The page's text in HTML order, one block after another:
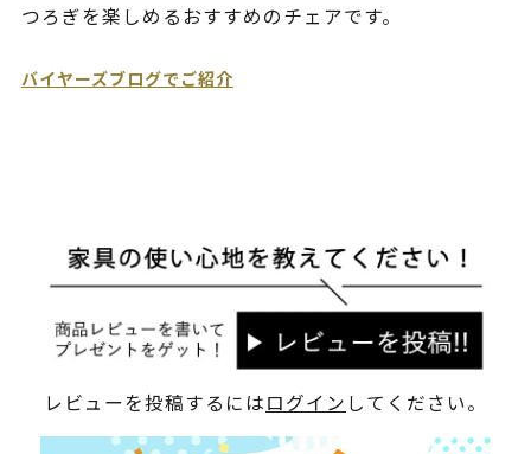
つろぎを楽しめるおすすめのチェアです。
バイヤーズブログでご紹介
レビューを投稿するにはログイン してください。